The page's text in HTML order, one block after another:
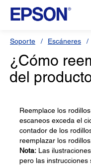
Soporte Escáneres
¿Cómo
del
Reemplace los
escaneos exceda el
contador de los
reemplazar los rodillos.
Nota: Las
pero las instrucciones